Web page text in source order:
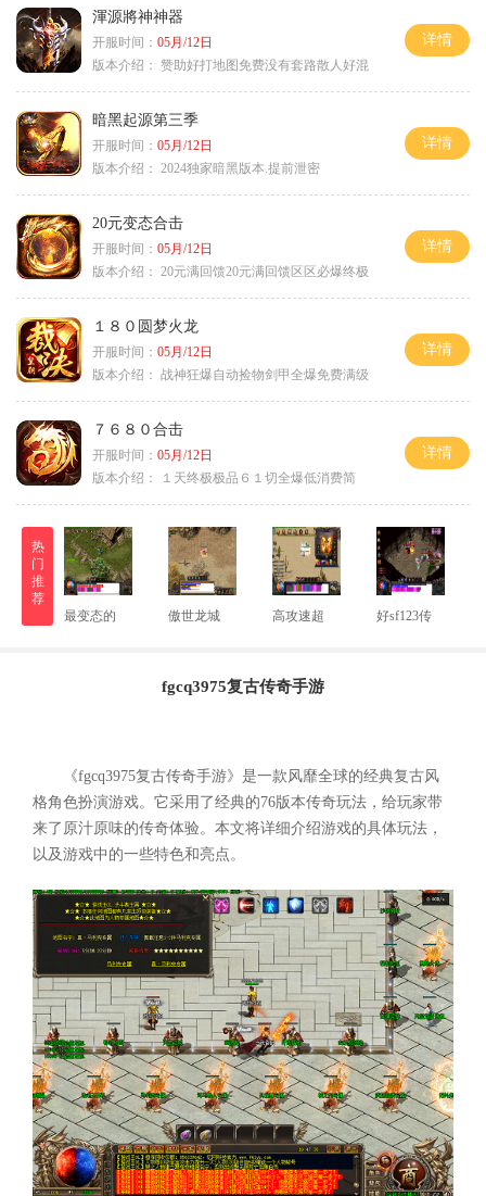
渾源將神神器
开服时间： 05月/12日
版本介绍： 赞助好打地图免费没有套路散人好混
详情
暗黑起源第三季
开服时间： 05月/12日
版本介绍： 2024独家暗黑版本.提前泄密
详情
20元变态合击
开服时间： 05月/12日
版本介绍： 20元满回馈20元满回馈区区必爆终极
详情
１８０圆梦火龙
开服时间： 05月/12日
版本介绍： 战神狂爆自动捡物剑甲全爆免费满级
详情
７６８０合击
开服时间： 05月/12日
版本介绍：
１天终极极品６１切全爆低消费简
详情
热
门
推
荐
最变态的
傲世龙城 高攻速超 好sf123传
fgcq3975复古传奇手游
《fgcq3975复古传奇手游》是一款风靡全球的经典复古风
格角色扮演游戏。它采用了经典的76版本传奇玩法，给玩家带
来了原汁原味的传奇体验。本文将详细介绍游戏的具体玩法，
以及游戏中的一些特色和亮点。